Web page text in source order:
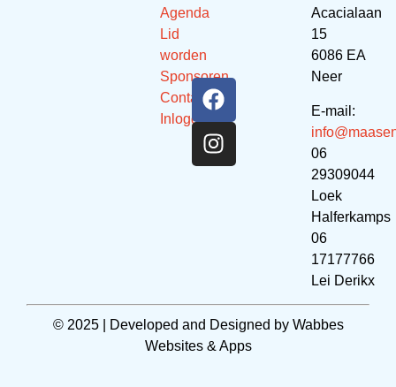
Agenda
Lid
worden
Sponsoren
Contact
Inloggen
Acacialaan
15
6086 EA
Neer
E-mail:
06
29309044
Loek
Halferkamps
06
17177766
Lei Derikx
© 2025 | Developed and Designed by Wabbes
Websites & Apps